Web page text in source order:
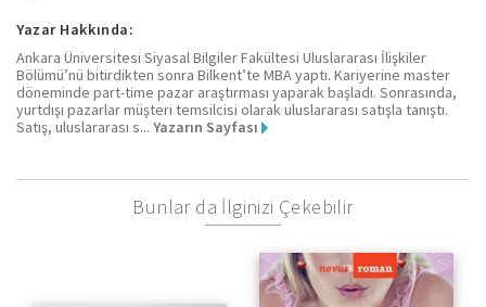
Yazar Hakkında:
Ankara Üniversitesi Siyasal Bilgiler Fakültesi Uluslararası İlişkiler
Bölümü’nü bitirdikten sonra Bilkent’te MBA yaptı. Kariyerine master
döneminde part-time pazar araştırması yaparak başladı. Sonrasında,
yurtdışı pazarlar müşteri temsilcisi olarak uluslararası satışla tanıştı.
Satış, uluslararası s... Yazarın Sayfası
Bunlar da İlginizi Çekebilir